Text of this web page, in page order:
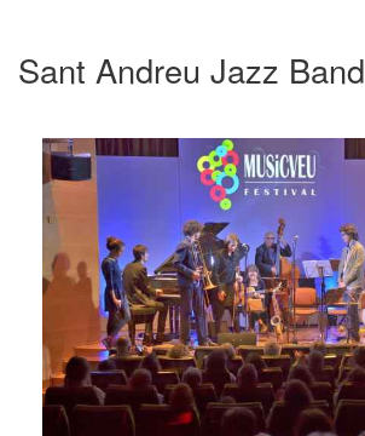
Sant Andreu Jazz Band